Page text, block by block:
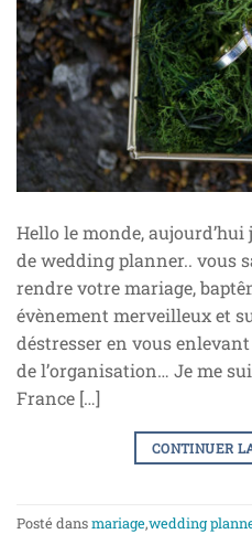
Hello le monde,
de wedding planner.. vous
rendre votre mariage,
évènement merveilleux et
déstresser en vous
de l’organisation… Je me
France […]
CONTINUER
Posté dansmariage,wedding